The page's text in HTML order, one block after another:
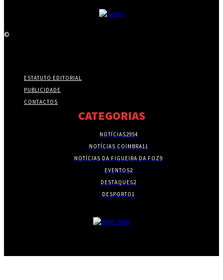
©
ESTATUTO EDITORIAL
PUBLICIDADE
CONTACTOS
CATEGORIAS
NOTÍCIAS2954
NOTÍCIAS COIMBRA11
NOTÍCIAS DA FIGUEIRA DA FOZ9
EVENTOS2
DESTAQUES2
DESPORTO1